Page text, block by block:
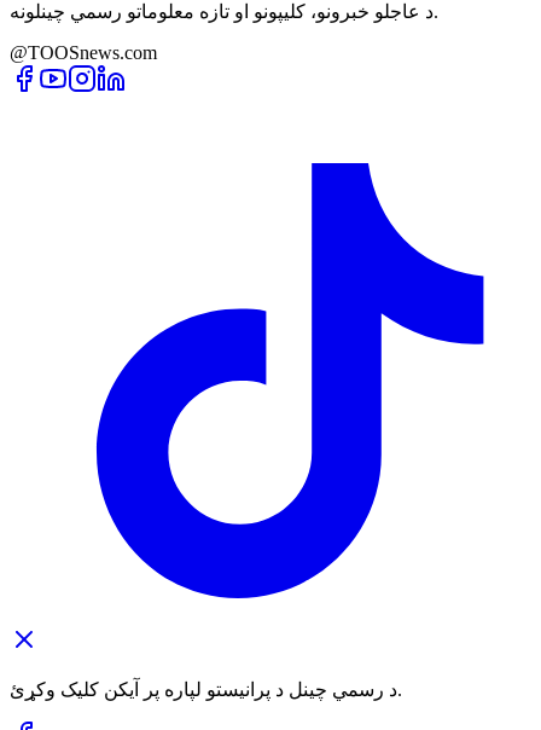
د عاجلو خبرونو، کلیپونو او تازه معلوماتو رسمي چینلونه.
@TOOSnews.com
د رسمي چینل د پرانیستو لپاره پر آیکن کلیک وکړئ.